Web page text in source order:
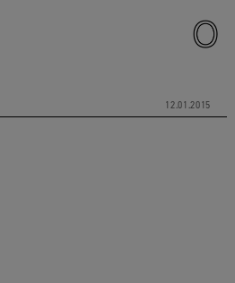
12.01.2015